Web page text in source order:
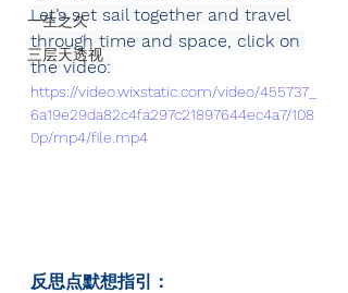
一生之久
三层天透视
Let’s set sail together and travel
through time and space, click on
the video:
https://video.wixstatic.com/video/455737_
6a19e29da82c4fa297c21897644ec4a7/108
0p/mp4/file.mp4
反思点默想指引：